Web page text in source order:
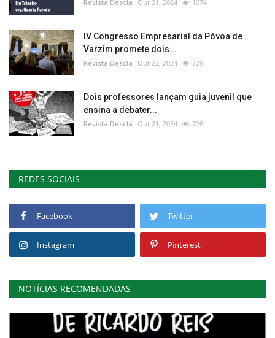
Revista Descla Out 21, 2024 1074
IV Congresso Empresarial da Póvoa de
Varzim promete dois...
Revista Descla Out 22, 2024 729
Dois professores lançam guia juvenil que
ensina a debater...
Revista Descla Out 21, 2024 726
REDES SOCIAIS
Facebook Twitter
Instagram Pinterest
NOTÍCIAS RECOMENDADAS